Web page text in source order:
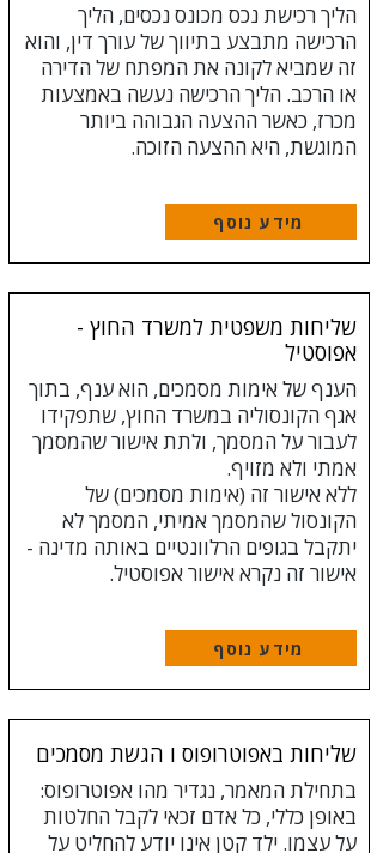
​הליך רכישת נכס מכונס נכסים, הליך
הרכישה מתבצע בתיווך של עורך דין, והוא
זה שמביא לקונה את המפתח של הדירה
או הרכב. הליך הרכישה נעשה באמצעות
מכרז, כאשר ההצעה הגבוהה ביותר
המוגשת, היא ההצעה הזוכה.
מידע נוסף
שליחות משפטית למשרד החוץ -
אפוסטיל
הענף של אימות מסמכים, הוא ענף, בתוך
אגף הקונסוליה במשרד החוץ, שתפקידו
לעבור על המסמך, ולתת אישור שהמסמך
אמתי ולא מזויף.
ללא אישור זה (אימות מסמכים) של
הקונסול שהמסמך אמיתי, המסמך לא
יתקבל בגופים הרלוונטיים באותה מדינה -
אישור זה נקרא אישור אפוסטיל.​
מידע נוסף
שליחות באפוטרופוס ו הגשת מסמכים
בתחילת המאמר, נגדיר מהו אפוטרופוס:
באופן כללי, כל אדם זכאי לקבל החלטות
על עצמו. ילד קטן אינו יודע להחליט על